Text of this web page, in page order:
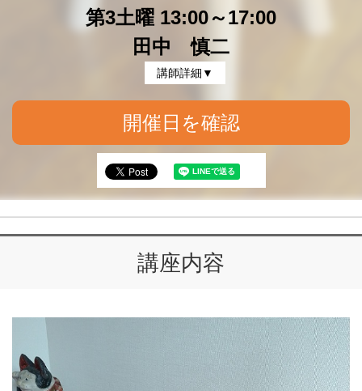
第3土曜 13:00～17:00
田中 慎二
講師詳細▼
開催日を確認
講座内容